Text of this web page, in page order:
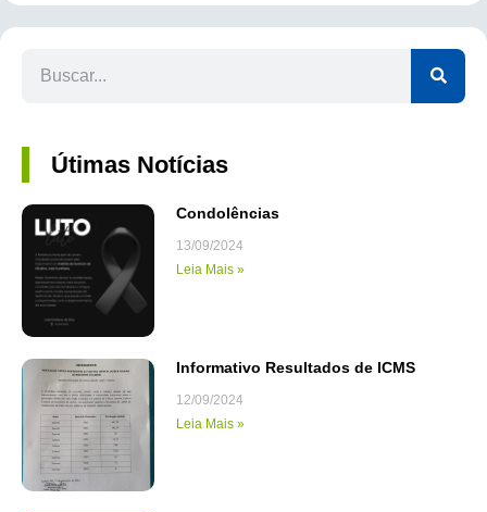
Útimas Notícias
Condolências
13/09/2024
Leia Mais »
Informativo Resultados de ICMS
12/09/2024
Leia Mais »